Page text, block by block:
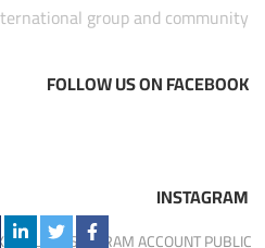
group and community
FOLLOW US ON FACEBOOK
INSTAGRAM
YOUR INSTAGRAM ACCOUNT PUBLIC